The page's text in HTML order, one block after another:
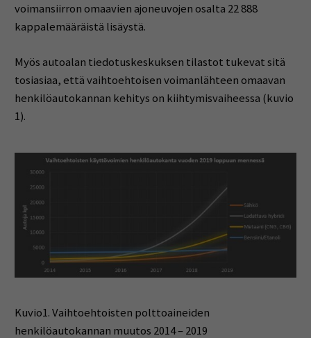
voimansiirron omaavien ajoneuvojen osalta 22 888
kappalemääräistä lisäystä.
Myös autoalan tiedotuskeskuksen tilastot tukevat sitä
tosiasiaa, että vaihtoehtoisen voimanlähteen omaavan
henkilöautokannan kehitys on kiihtymisvaiheessa (kuvio
1).
Kuvio1. Vaihtoehtoisten polttoaineiden
henkilöautokannan muutos 2014 – 2019